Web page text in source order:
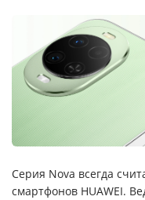
Серия Nova всегда
смартфонов HUAWEI.